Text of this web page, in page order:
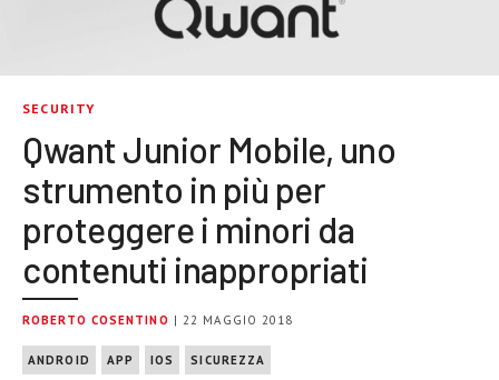
SECURITY
Qwant Junior Mobile, uno
strumento in più per
proteggere i minori da
contenuti inappropriati
ROBERTO COSENTINO | 22 MAGGIO 2018
ANDROID APP IOS SICUREZZA